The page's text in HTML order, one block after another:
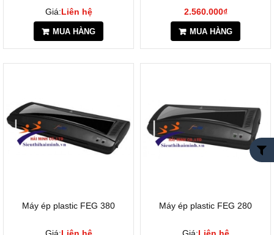
Giá:Liên hệ
MUA HÀNG
2.560.000₫
MUA HÀNG
Máy ép plastic FEG 380
Giá:Liên hệ
Máy ép plastic FEG 280
Giá:Liên hệ